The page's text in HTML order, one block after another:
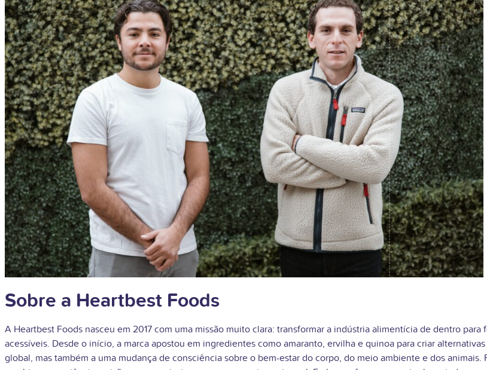
Sobre a Heartbest Foods
A Heartbest Foods nasceu em 2017 com uma missão muito clara: transformar a indústria alimentícia de dentro
acessíveis. Desde o início, a marca apostou em ingredientes como amaranto, ervilha e quinoa para criar
global, mas também a uma mudança de consciência sobre o bem-estar do corpo, do meio ambiente e dos